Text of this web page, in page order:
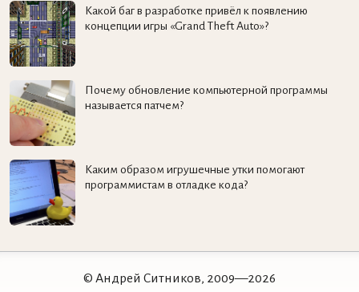
Какой баг в разработке привёл к появлению
концепции игры «Grand Theft Auto»?
Почему обновление компьютерной программы
называется патчем?
Каким образом игрушечные утки помогают
программистам в отладке кода?
© Андрей Ситников, 2009—2026